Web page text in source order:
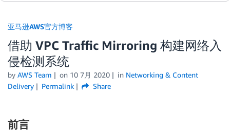
首页
版本
亚马逊AWS官方博客
借助 VPC Traffic Mirroring 构建网络入
侵检测系统
by AWS Team on 10 7月 2020 in Networking & Content
Delivery
Permalink Share
前言